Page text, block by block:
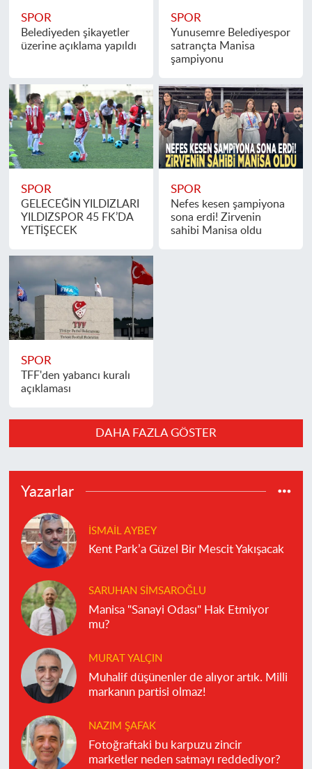
SPOR
Belediyeden şikayetler
üzerine açıklama yapıldı
SPOR
Yunusemre Belediyespor
satrançta Manisa
şampiyonu
SPOR
GELECEĞİN YILDIZLARI
YILDIZSPOR 45 FK’DA
YETİŞECEK
SPOR
Nefes kesen şampiyona
sona erdi! Zirvenin
sahibi Manisa oldu
SPOR
TFF'den yabancı kuralı
açıklaması
DAHA FAZLA GÖSTER
Yazarlar
İSMAIL AYBEY
Kent Park’a Güzel Bir Mescit Yakışacak
SARUHAN SIMSAROĞLU
Manisa "Sanayi Odası" Hak Etmiyor
mu?
MURAT YALÇIN
Muhalif düşünenler de alıyor artık. Milli
markanın partisi olmaz!
NAZIM ŞAFAK
Fotoğraftaki bu karpuzu zincir
marketler neden satmayı reddediyor?